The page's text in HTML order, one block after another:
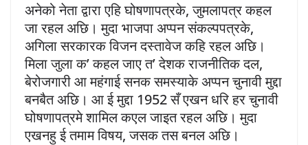
अनेको नेता द्वारा एहि घोषणापत्रके, जुमलापत्र कहल
जा रहल अछि। मुदा भाजपा अप्पन संकल्पपत्रके,
अगिला सरकारक विजन दस्तावेज कहि रहल अछि।
मिला जुला क’ कहल जाए त’ देशक राजनीतिक दल,
बेरोजगारी आ महंगाई सनक समस्याके अप्पन चुनावी मुद्दा
बनबैत अछि। आ ई मुद्दा 1952 सँ एखन धरि हर चुनावी
घोषणापत्रमे शामिल कएल जाइत रहल अछि। मुदा
एखनहु ई तमाम विषय, जसक तस बनल अछि।